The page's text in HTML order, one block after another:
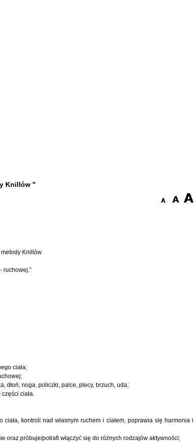
Knillów "
metody Knillów
ruchowej.”
ciała;
dłoń, noga, policzki, palce, plecy, brzuch, uda;
ciała.
ciała, kontroli nad własnym ruchem i ciałem, poprawia się harmonia i
oraz próbuje/potrafi włączyć się do różnych rodzajów aktywności;